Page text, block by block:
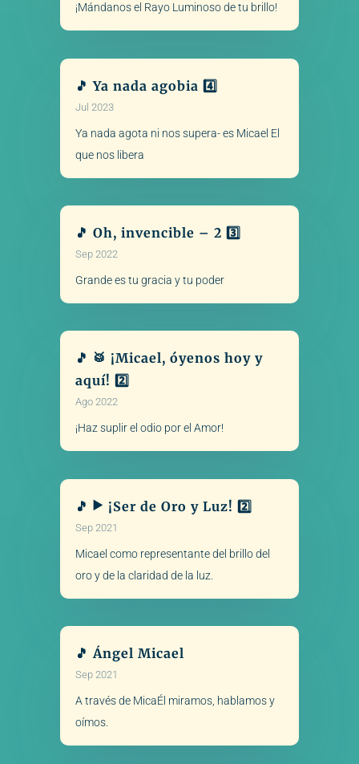
¡Mándanos el Rayo Luminoso de tu brillo!
🎵 Ya nada agobia 4️⃣
Jul 2023
Ya nada agota ni nos supera- es Micael El
que nos libera
🎵 Oh, invencible – 2 3️⃣
Sep 2022
Grande es tu gracia y tu poder
🎵 🥁 ¡Micael, óyenos hoy y
aquí! 2️⃣
Ago 2022
¡Haz suplir el odio por el Amor!
🎵 ▶️ ¡Ser de Oro y Luz! 2️⃣
Sep 2021
Micael como representante del brillo del
oro y de la claridad de la luz.
🎵 Ángel Micael
Sep 2021
A través de MicaÉl miramos, hablamos y
oímos.